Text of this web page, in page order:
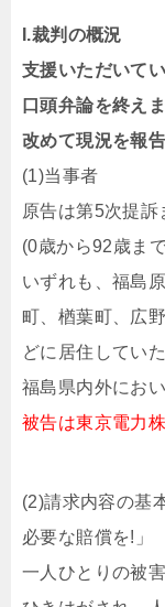
I.裁判の概況
支援いただいて
口頭弁論を終えま
改めて現況を報告
(1)当事者
原告は第5次提
(0歳から92歳ま
いずれも、福島
町、楢葉町、広
どに居住してい
福島県内外にお
被告は東京電力
(2)請求内容の基
必要な賠償を!」
一人ひとりの被